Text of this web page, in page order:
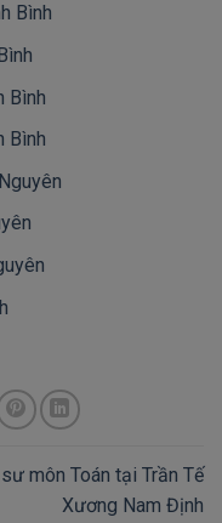
Bình
Bình
Bình
môn Toán tại Trần Tế
Xương Nam Định